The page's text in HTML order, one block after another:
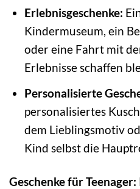
Erlebnisgeschenke:
Kindermuseum, ein
oder eine Fahrt mit
Erlebnisse schaffen
Personalisierte
personalisiertes
dem Lieblingsmotiv
Kind selbst die
Geschenke für